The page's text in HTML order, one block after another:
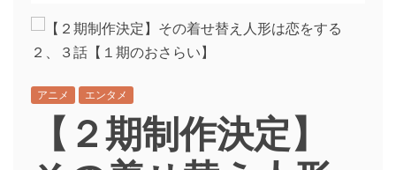
アニメ エンタメ
【２期制作決定】